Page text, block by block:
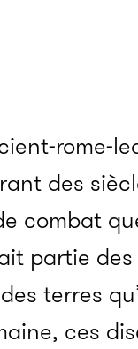
des
combat
partie
terres
ces